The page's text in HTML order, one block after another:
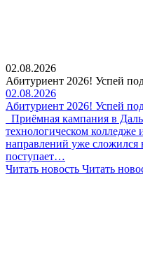
02.08.2026
Абитуриент 2026! Успей
02.08.2026
Абитуриент 2026! Успей
Приёмная кампания в
технологическом
направлений уже
поступает…
Читать новость Читать